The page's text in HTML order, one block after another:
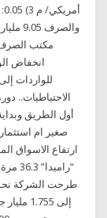
انخفاض
الاحتياطيات..
أول الطريق
صغير ام
ارتفاع الاسواق
إلى